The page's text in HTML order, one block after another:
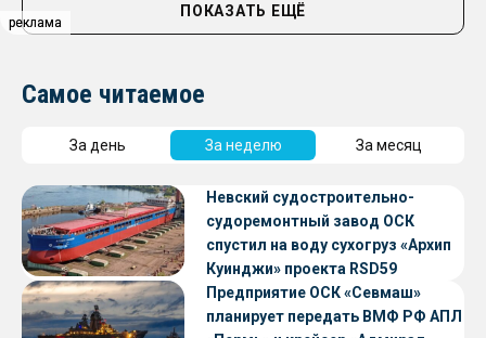
реклама
реклама
ПОКАЗАТЬ ЕЩЁ
Самое читаемое
За день За неделю За месяц
Невский судостроительно-
судоремонтный завод ОСК
спустил на воду сухогруз «Архип
Куинджи» проекта RSD59
Предприятие ОСК «Севмаш»
планирует передать ВМФ РФ АПЛ